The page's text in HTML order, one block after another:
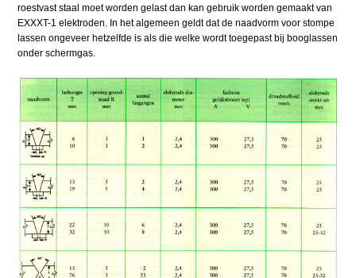
roestvast staal moet worden gelast dan kan gebruik worden gemaakt van
EXXXT-1 elektroden. In het algemeen geldt dat de naadvorm voor stompe
lassen ongeveer hetzelfde is als die welke wordt toegepast bij booglassen
onder schermgas.